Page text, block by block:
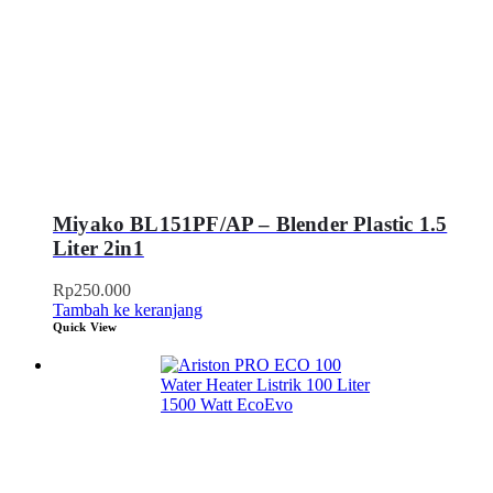
Miyako BL151PF/AP – Blender Plastic 1.5
Liter 2in1
Rp250.000
Tambah ke keranjang
Quick View